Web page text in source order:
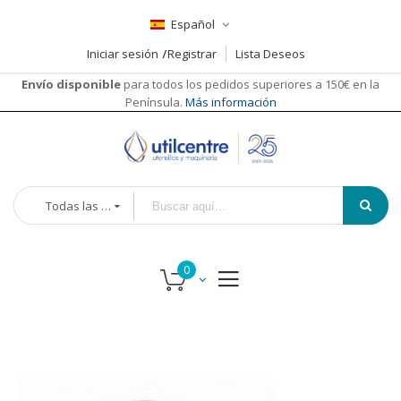
Español
Iniciar sesión
Registrar
Lista Deseos
Envío disponible para todos los pedidos superiores a 150€ en la
Península. Más información
Todas las categorías